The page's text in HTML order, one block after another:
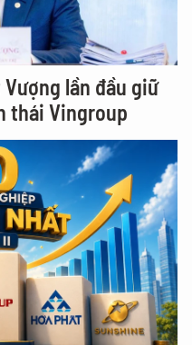
lần đầu giữ
thái Vingroup